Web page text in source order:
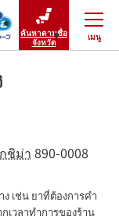
ค้นหาตามชื่อ
จังหวัด
เมนู
ปิดเมนู
ชิม่า 890-0008
เช่น ยาที่ต้องการคำ
เวลาทำการของร้าน